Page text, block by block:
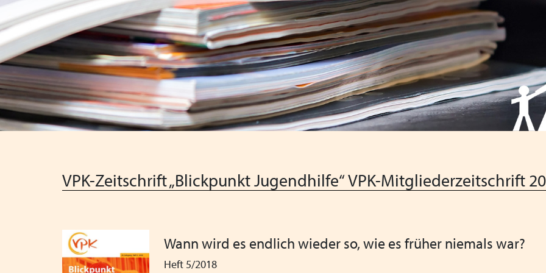
Satzung
Links
Fachbeiträge
VPK-Podcast
VPK-Zeitschrift „Blickpunkt Jugendhilfe“ VPK-Mitgliederzeitschrift
Wann wird es endlich wieder so, wie es früher niemals war?
Heft 5/2018